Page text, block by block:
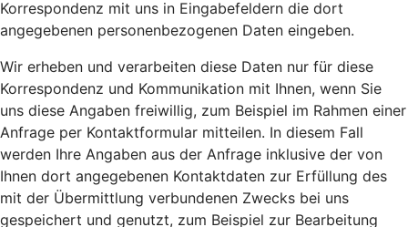
Korrespondenz mit uns in Eingabefeldern die dort
angegebenen personenbezogenen Daten eingeben.
Wir erheben und verarbeiten diese Daten nur für diese
Korrespondenz und Kommunikation mit Ihnen, wenn Sie
uns diese Angaben freiwillig, zum Beispiel im Rahmen einer
Anfrage per Kontaktformular mitteilen. In diesem Fall
werden Ihre Angaben aus der Anfrage inklusive der von
Ihnen dort angegebenen Kontaktdaten zur Erfüllung des
mit der Übermittlung verbundenen Zwecks bei uns
gespeichert und genutzt, zum Beispiel zur Bearbeitung